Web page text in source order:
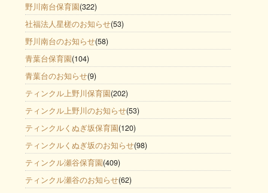
野川南台保育園(322)
社福法人星槎のお知らせ(53)
野川南台のお知らせ(58)
青葉台保育園(104)
青葉台のお知らせ(9)
ティンクル上野川保育園(202)
ティンクル上野川のお知らせ(53)
ティンクルくぬぎ坂保育園(120)
ティンクルくぬぎ坂のお知らせ(98)
ティンクル瀬谷保育園(409)
ティンクル瀬谷のお知らせ(62)